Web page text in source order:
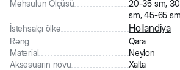
Məhsulun Ölçüsü
20-35 sm,
sm, 45-65 sm
İstehsalçı ölkə
Hollandiya
Rəng
Qara
Material
Neylon
Aksesuarın növü
Xalta